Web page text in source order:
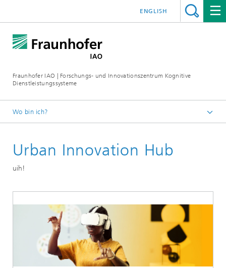
Fraunhofer IAO | Forschungs- und Innovationszentrum Kognitive
Dienstleistungssysteme
ENGLISH
Wo bin ich?
Projekte
Urban Innovation Hub
uih!